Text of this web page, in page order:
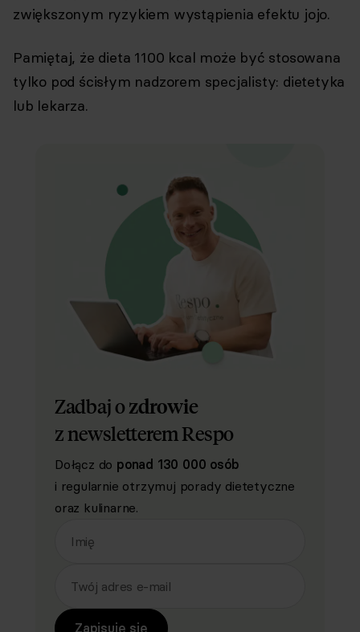
zwiększonym ryzykiem wystąpienia efektu jojo.
Pamiętaj, że dieta 1100 kcal może być stosowana
tylko pod ścisłym nadzorem specjalisty: dietetyka
lub lekarza.
Zadbaj ozdrowie
z newsletterem Respo
Dołącz do ponad 130 000 osób
i regularnie otrzymuj porady dietetyczne
oraz kulinarne.
Imię
Twój adres e-mail
Zapisuję się